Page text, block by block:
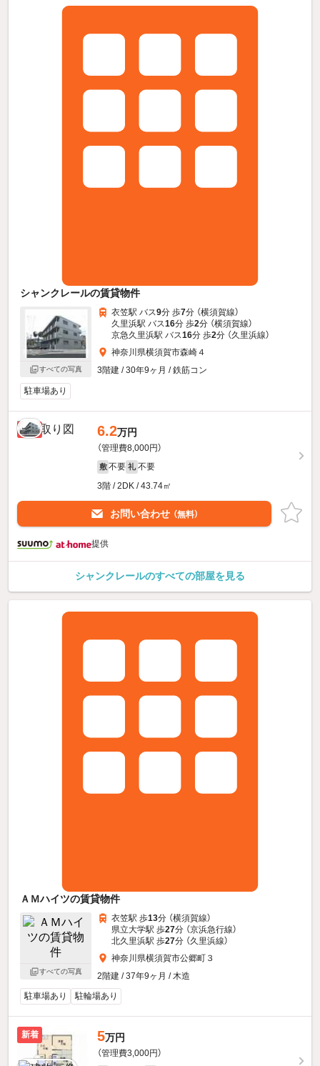
シャンクレールの賃貸物件
すべての写真
衣笠駅 バス9分 歩7分 （横須賀線）
久里浜駅 バス16分 歩2分 （横須賀線）
京急久里浜駅 バス16分 歩2分 （久里浜線）
神奈川県横須賀市森崎４
3階建 / 30年9ヶ月 / 鉄筋コン
駐車場あり
新着 6.2万円
（管理費8,000円）
敷 不要 礼 不要
3階 / 2DK / 43.74㎡
お問い合わせ （無料）
提供
シャンクレールのすべての部屋を見る
ＡＭハイツの賃貸物件
すべての写真
衣笠駅 歩13分 （横須賀線）
県立大学駅 歩27分 （京浜急行線）
北久里浜駅 歩27分 （久里浜線）
神奈川県横須賀市公郷町３
2階建 / 37年9ヶ月 / 木造
駐車場あり
駐輪場あり
新着 5万円
（管理費3,000円）